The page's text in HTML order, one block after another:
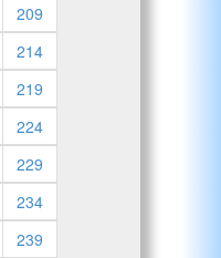
209
214
219
224
229
234
239